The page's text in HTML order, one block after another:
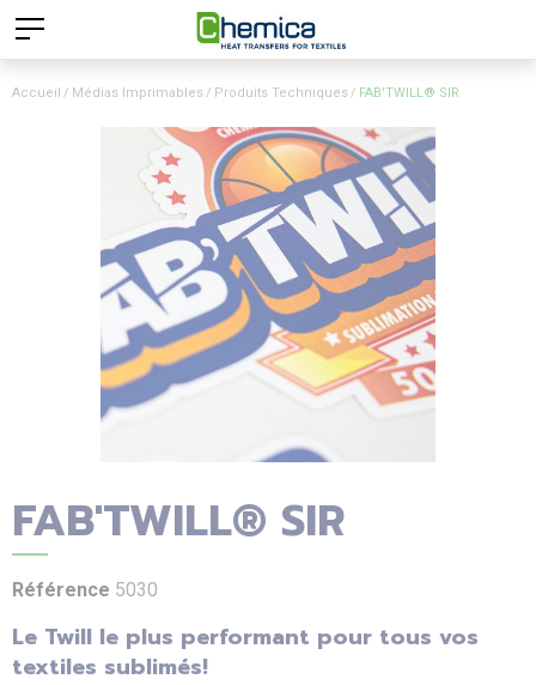
Accueil Médias Imprimables Produits Techniques FAB'TWILL® SIR
FAB'TWILL® SIR
Référence 5030
Le Twill le plus performant pour tous vos
textiles sublimés!